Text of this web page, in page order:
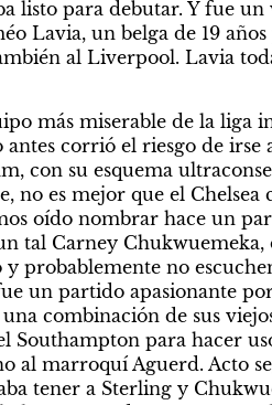
listo para debutar. Y fue
Lavia, un belga de 19
al Liverpool. Lavia
más miserable de la liga
corrió el riesgo de irse
con su esquema
no es mejor que el Chelsea
oído nombrar hace un
tal Carney Chukwuemeka,
y probablemente no
un partido apasionante
combinación de sus
Southampton para hacer
al marroquí Aguerd. Acto
tener a Sterling y